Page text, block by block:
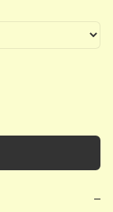
−